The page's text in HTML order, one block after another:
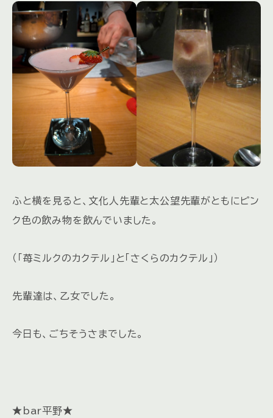
ふと横を見ると、文化人先輩と太公望先輩がともにピン
ク色の飲み物を飲んでいました。
（「苺ミルクのカクテル」と「さくらのカクテル」）
先輩達は、乙女でした。
今日も、ごちそうさまでした。
★bar平野★